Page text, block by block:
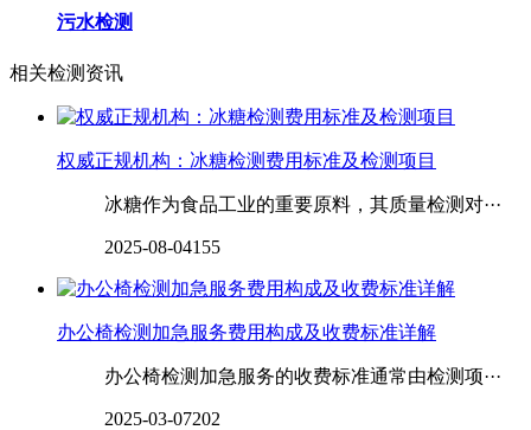
污水检测
相关检测资讯
‌‌‌‌‌‌‌‌权威正规机构：冰糖检测费用标准及检测项目
冰糖作为食品工业的重要原料，其质量检测对···
2025-08-04155
办公椅检测加急服务费用构成及收费标准详解
办公椅检测加急服务的收费标准通常由检测项···
2025-03-07202